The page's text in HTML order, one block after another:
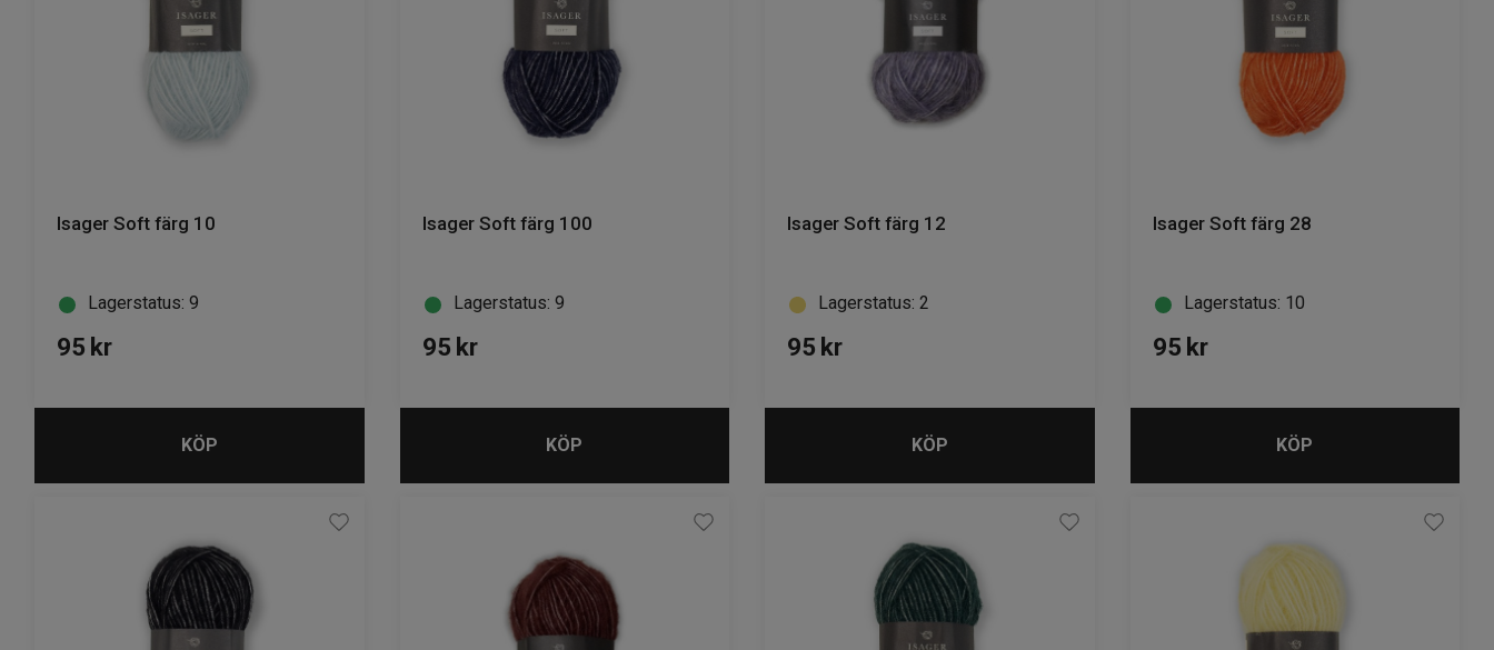
Isager Soft färg 10
Lagerstatus: 9
95 kr
KÖP
Isager Soft färg 100
Lagerstatus: 9
95 kr
KÖP
Isager Soft färg 12
Lagerstatus: 2
95 kr
KÖP
Isager Soft färg 28
Lagerstatus: 10
95 kr
KÖP